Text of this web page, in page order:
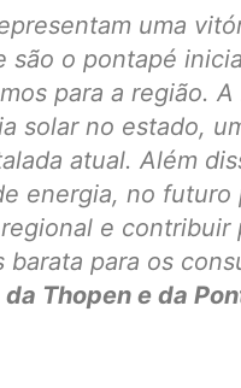
uma
são o pontapé
para a região.
solar no estado,
atual. Além
energia, no
e
para os
Thopen e da